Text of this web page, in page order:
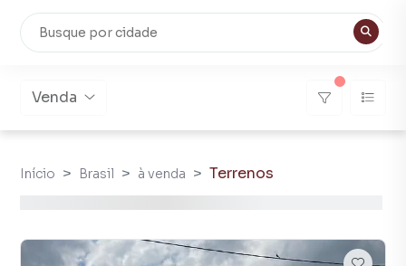
Venda
Início Brasil à venda Terrenos